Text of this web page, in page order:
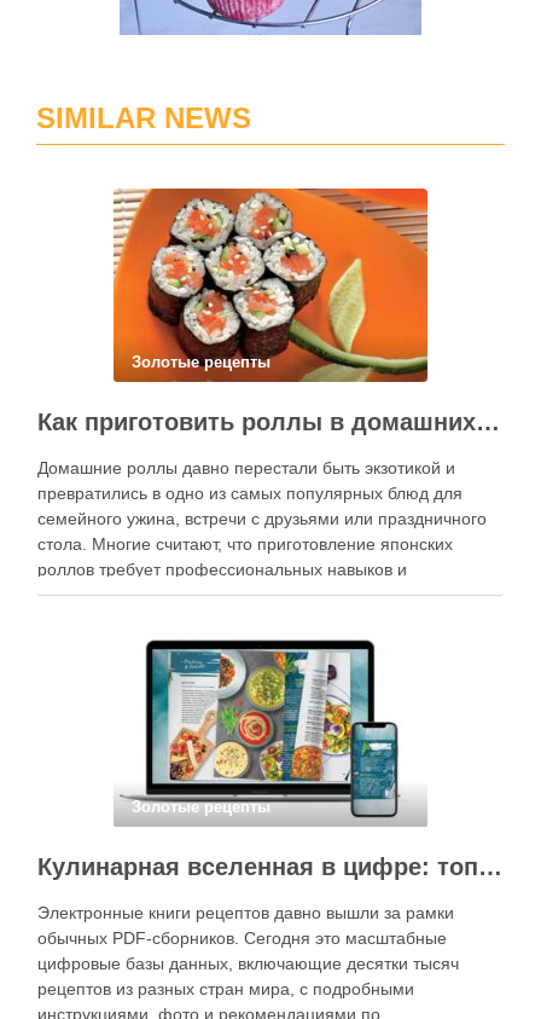
SIMILAR NEWS
Золотые рецепты
Как приготовить роллы в домашних условиях?
Домашние роллы давно перестали быть экзотикой и
превратились в одно из самых популярных блюд для
семейного ужина, встречи с друзьями или праздничного
стола. Многие считают, что приготовление японских
роллов требует профессиональных навыков и
специального оборудования, однако на практике сделать
кухне. Главное — …
Золотые рецепты
Кулинарная вселенная в цифре: топ-3 самых больших электронных книг рецептов
Электронные книги рецептов давно вышли за рамки
обычных PDF-сборников. Сегодня это масштабные
цифровые базы данных, включающие десятки тысяч
рецептов из разных стран мира, с подробными
инструкциями, фото и рекомендациями по